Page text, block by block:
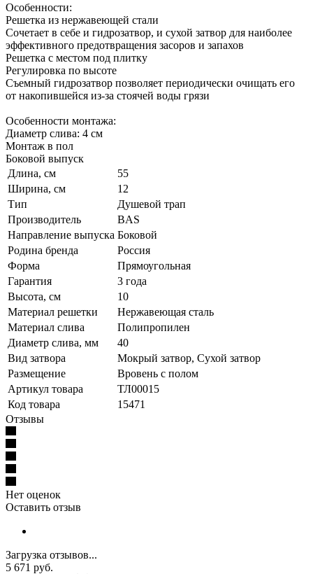
Особенности:
Решетка из нержавеющей стали
Сочетает в себе и гидрозатвор, и сухой затвор для наиболее
эффективного предотвращения засоров и запахов
Решетка с местом под плитку
Регулировка по высоте
Съемный гидрозатвор позволяет периодически очищать его
от накопившейся из-за стоячей воды грязи
Особенности монтажа:
Диаметр слива: 4 см
Монтаж в пол
Боковой выпуск
Длина, см
55
Ширина, см
12
Тип
Душевой трап
Производитель
BAS
Направление выпуска Боковой
Родина бренда
Россия
Форма
Прямоугольная
Гарантия
3 года
Высота, см
10
Материал решетки
Нержавеющая сталь
Материал слива
Полипропилен
Диаметр слива, мм
40
Вид затвора
Мокрый затвор, Сухой затвор
Размещение
Вровень с полом
Артикул товара
ТЛ00015
Код товара
15471
Отзывы
Нет оценок
Оставить отзыв
Загрузка отзывов...
5 671 руб.